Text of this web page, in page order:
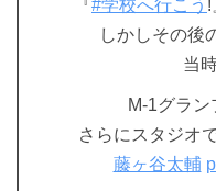
『#学校へ行こう !
しかしその後
当
M-1グラ
さらにスタジオ
藤ヶ谷太輔